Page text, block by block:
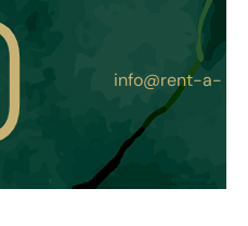
info@rent-a-